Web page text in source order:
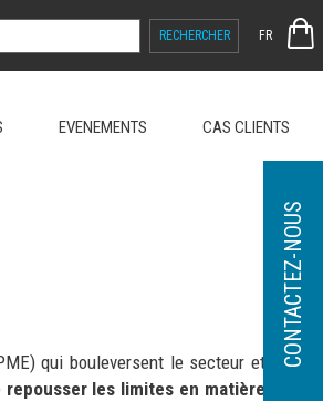
:
FR
EVENEMENTS CAS CLIENTS
CONTACTEZ-NOUS
qui bouleversent le secteur et
repousser les limites en matière